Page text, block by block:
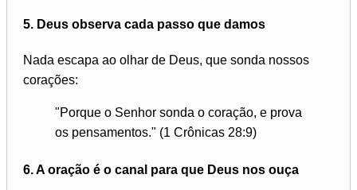
5. Deus observa cada passo que damos
Nada escapa ao olhar de Deus, que sonda nossos
corações:
"Porque o Senhor sonda o coração, e prova
os pensamentos." (1 Crônicas 28:9)
6.A oração é o canal para que Deus nos ouça